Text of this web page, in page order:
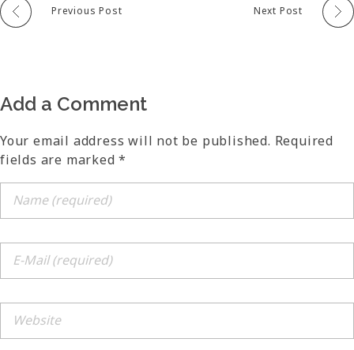
Previous Post Next Post
Add a Comment
Your email address will not be published. Required
fields are marked *